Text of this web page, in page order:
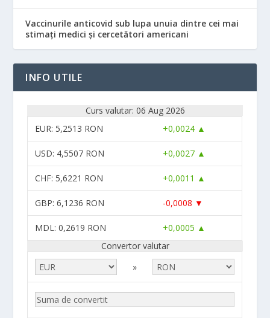
Vaccinurile anticovid sub lupa unuia dintre cei mai
stimați medici și cercetători americani
INFO UTILE
Curs valutar: 06 Aug 2026
EUR: 5,2513 RON +0,0024 ▲
USD: 4,5507 RON +0,0027 ▲
CHF: 5,6221 RON +0,0011 ▲
GBP: 6,1236 RON -0,0008 ▼
MDL : 0,2619 RON
+0,0005 ▲
Convertor valutar
»